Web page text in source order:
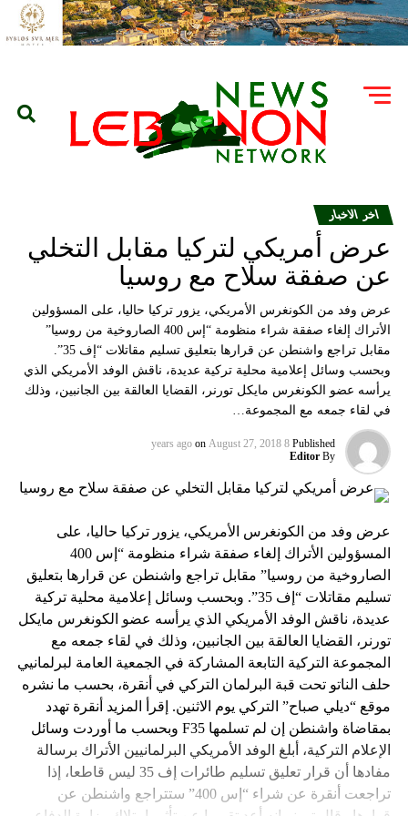
اخر الاخبار
عرض أمريكي لتركيا مقابل التخلي
عن صفقة سلاح مع روسيا
عرض وفد من الكونغرس الأمريكي، يزور تركيا حاليا، على المسؤولين
الأتراك إلغاء صفقة شراء منظومة “إس 400 الصاروخية من روسيا”
مقابل تراجع واشنطن عن قرارها بتعليق تسليم مقاتلات “إف 35”.
وبحسب وسائل إعلامية محلية تركية عديدة، ناقش الوفد الأمريكي الذي
يرأسه عضو الكونغرس مايكل تورنر، القضايا العالقة بين الجانبين، وذلك
في لقاء جمعه مع المجموعة…
Published
8 years ago
on August 27, 2018
By
Editor
عرض وفد من الكونغرس الأمريكي، يزور تركيا حاليا، على
المسؤولين الأتراك إلغاء صفقة شراء منظومة “إس 400
الصاروخية من روسيا” مقابل تراجع واشنطن عن قرارها بتعليق
تسليم مقاتلات “إف 35”. وبحسب وسائل إعلامية محلية تركية
عديدة، ناقش الوفد الأمريكي الذي يرأسه عضو الكونغرس مايكل
تورنر، القضايا العالقة بين الجانبين، وذلك في لقاء جمعه مع
المجموعة التركية التابعة المشاركة في الجمعية العامة لبرلمانيي
حلف الناتو تحت قبة البرلمان التركي في أنقرة، بحسب ما نشره
موقع “ديلي صباح” التركي يوم الاثنين. إقرأ المزيد أنقرة تهدد
بمقاضاة واشنطن إن لم تسلمها F35 وبحسب ما أوردت وسائل
الإعلام التركية، أبلغ الوفد الأمريكي البرلمانيين الأتراك برسالة
مفادها أن قرار تعليق تسليم طائرات إف 35 ليس قاطعا، إذا
تراجعت أنقرة عن شراء “إس 400” ستتراجع واشنطن عن